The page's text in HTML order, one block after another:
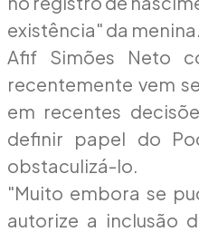
existência" da menina.
Afif Simões Neto
recentemente vem
em recentes
definir papel do
obstaculizá-lo.
"Muito embora se
autorize a inclusão